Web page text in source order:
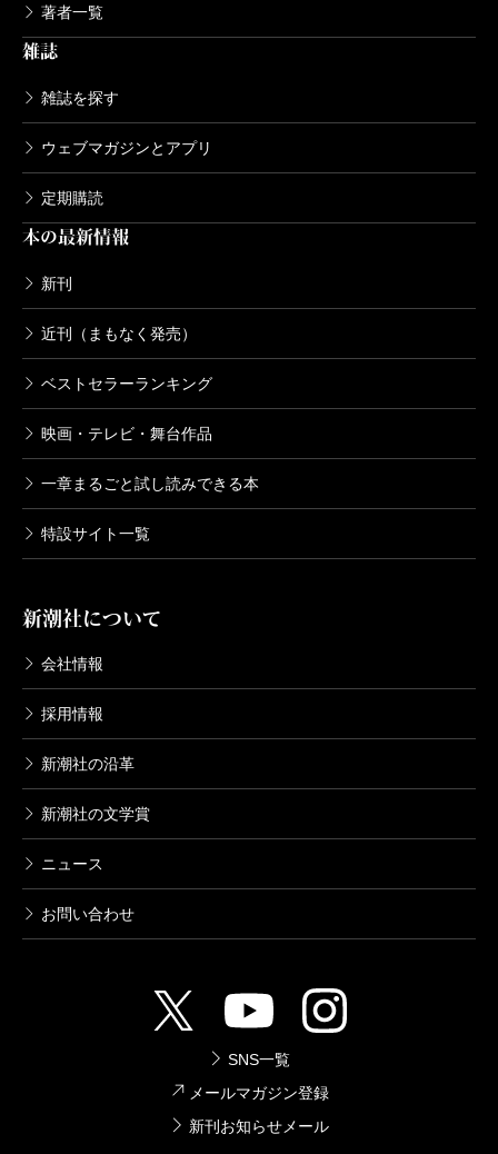
著者一覧
雑誌
雑誌を探す
ウェブマガジンとアプリ
定期購読
本の最新情報
新刊
近刊（まもなく発売）
ベストセラーランキング
映画・テレビ・舞台作品
一章まるごと試し読みできる本
特設サイト一覧
新潮社について
会社情報
採用情報
新潮社の沿革
新潮社の文学賞
ニュース
お問い合わせ
SNS一覧
メールマガジン登録
新刊お知らせメール